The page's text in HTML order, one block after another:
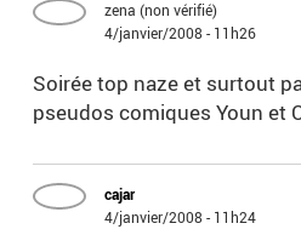
zena (non vérifié)
4/janvier/2008 - 11h26
Soirée top naze et surtout
pseudos comiques Youn et
cajar
4/janvier/2008 - 11h24